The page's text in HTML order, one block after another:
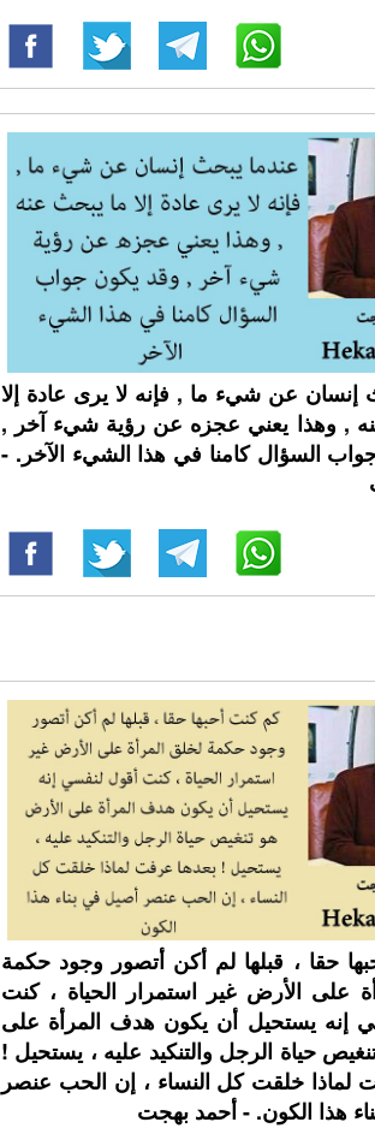
إنسان عن شيء ما , فإنه لا يرى عادة إلا
, وهذا يعني عجزه عن رؤية شيء آخر ,
السؤال كامنا في هذا الشيء الآخر. -
حقا ، قبلها لم أكن أتصور وجود حكمة
على الأرض غير استمرار الحياة ، كنت
إنه يستحيل أن يكون هدف المرأة على
حياة الرجل والتنكيد عليه ، يستحيل !
لماذا خلقت كل النساء ، إن الحب عنصر
هذا الكون. - أحمد بهجت